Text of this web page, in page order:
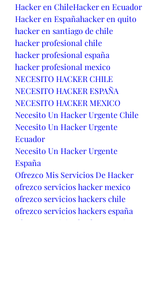
Hacker en ChileHacker en Ecuador
Hacker en Españahacker en quito
hacker en santiago de chile
hacker profesional chile
hacker profesional españa
hacker profesional mexico
NECESITO HACKER CHILE
NECESITO HACKER ESPAÑA
NECESITO HACKER MEXICO
Necesito Un Hacker Urgente Chile
Necesito Un Hacker Urgente
Ecuador
Necesito Un Hacker Urgente
España
Ofrezco Mis Servicios De Hacker
ofrezco servicios hacker mexico
ofrezco servicios hackers chile
ofrezco servicios hackers españa
ofrezco servicios hackers Mexico